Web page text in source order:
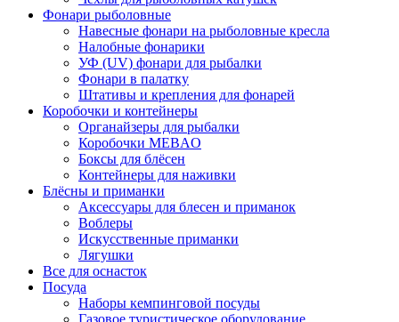
Фонари рыболовные
Навесные фонари на рыболовные кресла
Налобные фонарики
УФ (UV) фонари для рыбалки
Фонари в палатку
Штативы и крепления для фонарей
Коробочки и контейнеры
Органайзеры для рыбалки
Коробочки MEBAO
Боксы для блёсен
Контейнеры для наживки
Блёсны и приманки
Аксессуары для блесен и приманок
Воблеры
Искусственные приманки
Лягушки
Все для оснасток
Посуда
Наборы кемпинговой посуды
Газовое туристическое оборудование